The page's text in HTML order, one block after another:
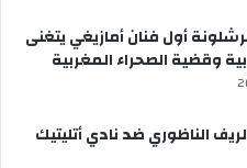
أول فنان أمازيغي يتغنى
وقضية الصحراء المغربية
الناظوري ضد نادي أتليتيك